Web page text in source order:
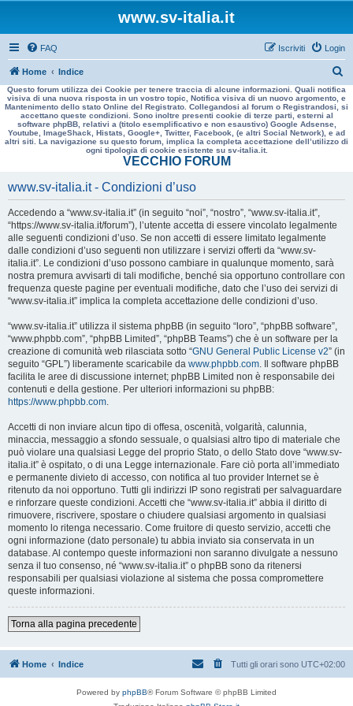
www.sv-italia.it
FAQ Login
Iscriviti
Home Indice
e
r
a
Questo forum utilizza dei Cookie per tenere traccia di alcune informazioni. Quali notifica
visiva di una nuova risposta in un vostro topic, Notifica visiva di un nuovo argomento, e
Mantenimento dello stato Online del Registrato. Collegandosi al forum o Registrandosi, si
accettano queste condizioni. Sono inoltre presenti cookie di terze parti, esterni al
software phpBB, relativi a (titolo esemplificativo e non esaustivo) Google Adsense,
Youtube, ImageShack, Histats, Google+, Twitter, Facebook, (e altri Social Network), e ad
altri siti. La navigazione su questo forum, implica la completa accettazione dell’utilizzo di
ogni tipologia di cookie esistente su sv-italia.it.
VECCHIO FORUM
www.sv-italia.it - Condizioni d’uso
Accedendo a “www.sv-italia.it” (in seguito “noi”, “nostro”, “www.sv-italia.it”,
“https://www.sv-italia.it/forum”), l’utente accetta di essere vincolato legalmente
alle seguenti condizioni d’uso. Se non accetti di essere limitato legalmente
dalle condizioni d’uso seguenti non utilizzare i servizi offerti da “www.sv-
italia.it”. Le condizioni d’uso possono cambiare in qualunque momento, sarà
nostra premura avvisarti di tali modifiche, benché sia opportuno controllare con
frequenza queste pagine per eventuali modifiche, dato che l’uso dei servizi di
“www.sv-italia.it” implica la completa accettazione delle condizioni d’uso.
“www.sv-italia.it” utilizza il sistema phpBB (in seguito “loro”, “phpBB software”,
“www.phpbb.com”, “phpBB Limited”, “phpBB Teams”) che è un software per la
creazione di comunità web rilasciata sotto “GNU General Public License v2” (in
seguito “GPL”) liberamente scaricabile da www.phpbb.com. Il software phpBB
facilita le aree di discussione internet; phpBB Limited non è responsabile dei
contenuti e della gestione. Per ulteriori informazioni su phpBB:
https://www.phpbb.com.
Accetti di non inviare alcun tipo di offesa, oscenità, volgarità, calunnia,
minaccia, messaggio a sfondo sessuale, o qualsiasi altro tipo di materiale che
può violare una qualsiasi Legge del proprio Stato, o dello Stato dove “www.sv-
italia.it” è ospitato, o di una Legge internazionale. Fare ciò porta all’immediato
e permanente divieto di accesso, con notifica al tuo provider Internet se è
ritenuto da noi opportuno. Tutti gli indirizzi IP sono registrati per salvaguardare
e rinforzare queste condizioni. Accetti che “www.sv-italia.it” abbia il diritto di
rimuovere, riscrivere, spostare o chiudere qualsiasi argomento in qualsiasi
momento lo ritenga necessario. Come fruitore di questo servizio, accetti che
ogni informazione (dato personale) tu abbia inviato sia conservata in un
database. Al contempo queste informazioni non saranno divulgate a nessuno
senza il tuo consenso, né “www.sv-italia.it” o phpBB sono da ritenersi
responsabili per qualsiasi violazione al sistema che possa compromettere
queste informazioni.
Torna alla pagina precedente
Home Indice Tutti gli orari sono UTC+02:00
Powered by phpBB® Forum Software © phpBB Limited